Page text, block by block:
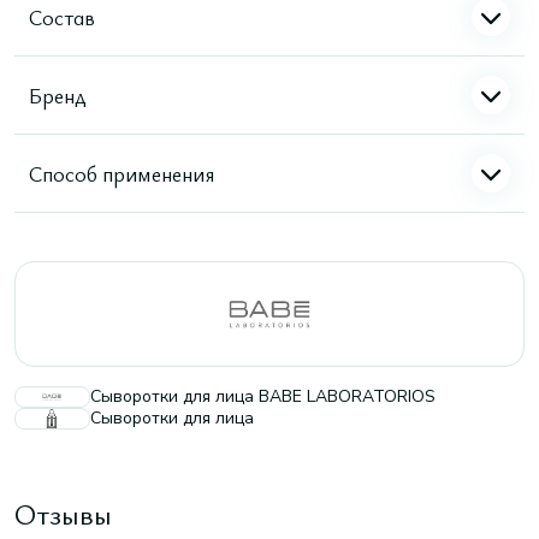
Состав
Бренд
Способ применения
Сыворотки для лица BABE LABORATORIOS
Сыворотки для лица
Отзывы